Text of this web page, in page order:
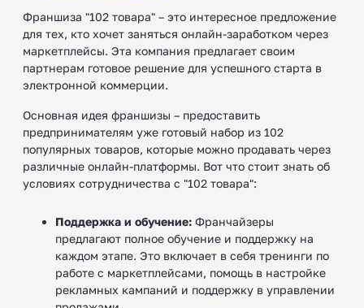
Франшиза "102 товара" – это интересное предложение
для тех, кто хочет заняться онлайн-заработком через
маркетплейсы. Эта компания предлагает своим
партнерам готовое решение для успешного старта в
электронной коммерции.
Основная идея франшизы – предоставить
предпринимателям уже готовый набор из 102
популярных товаров, которые можно продавать через
различные онлайн-платформы. Вот что стоит знать об
условиях сотрудничества с "102 товара":
Поддержка и обучение: Франчайзеры
предлагают полное обучение и поддержку на
каждом этапе. Это включает в себя тренинги по
работе с маркетплейсами, помощь в настройке
рекламных кампаний и поддержку в управлении